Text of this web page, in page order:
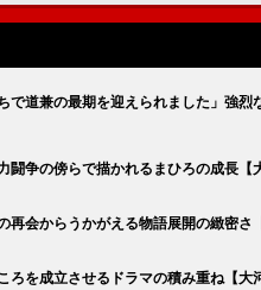
で道兼の最期を迎えられました」強烈
闘争の傍らで描かれるまひろの成長【
再会からうかがえる物語展開の緻密さ
ろを成立させるドラマの積み重ね【大